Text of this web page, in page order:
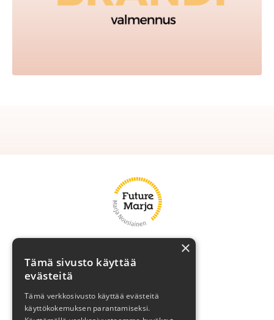
Brändivalmennus
Blogi
×
Tämä sivusto käyttää
evästeitä
Tämä verkkosivusto käyttää evästeitä
käyttökokemuksen parantamiseksi.